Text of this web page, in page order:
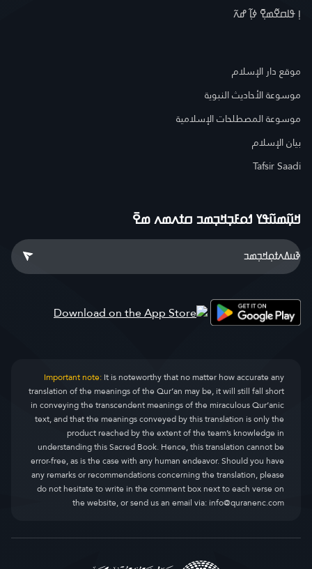
ߊ߲ ߟߊߛߐ߬ߘߐ߲߫ ߦߊ߲߬ ߝߍ߬
موقع دار الإسلام
موسوعة الأحاديث النبوية
موسوعة المصطلحات الإسلامية
بيان الإسلام
Tafsir Saadi
ߞߎ߲߬ߘߎ߬ߟߌ ߗߋߓߏ߲ߞߏ߲ߘߏ ߛߙߍߘߍ ߘߐ߫
Important note:It is noteworthy that no matter how accurate any
translation of the meanings of the Qur’an may be, it will still fall short
in conveying the transcendent meanings of the miraculous Qur’anic
text, and that the meanings conveyed by this translation is only the
product reached by the extent of the team’s knowledge in
understanding this Sacred Book. Hence, this translation cannot be
error-free, as is the case with any human endeavor. Should you have
any remarks or recommendations concerning the translation, please
do not hesitate to write in the comment box next to each verse on
the website, or send us an email via:info@quranenc.com